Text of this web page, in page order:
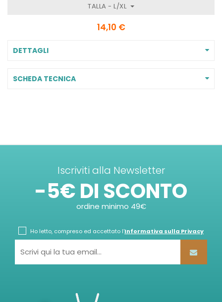
TALLA - L/XL
14,10 €
DETTAGLI
SCHEDA TECNICA
Iscriviti alla Newsletter
-5€ DI SCONTO
ordine minimo 49€
Ho letto, compreso ed accettato l'Informativa sulla Privacy